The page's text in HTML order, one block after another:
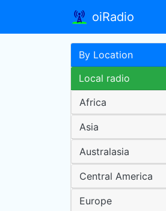
oiRadio
By Location
Local radio
Africa
Asia
Australasia
Central America
Europe